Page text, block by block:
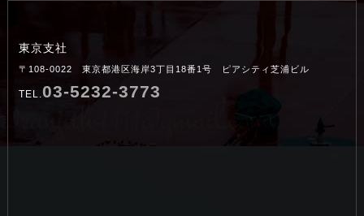
東京支社
〒108-0022 東京都港区海岸3丁目18番1号 ピアシティ芝浦ビル
TEL.03-5232-3773